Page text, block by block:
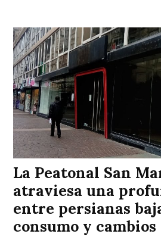
La Peatonal San
atraviesa una
entre persianas
consumo y